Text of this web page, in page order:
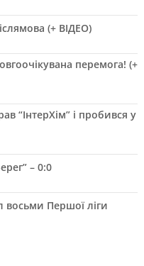
(+ ВІДЕО)
перемога! (+
“ІнтерХім” і пробився у
– 0:0
восьми Першої ліги